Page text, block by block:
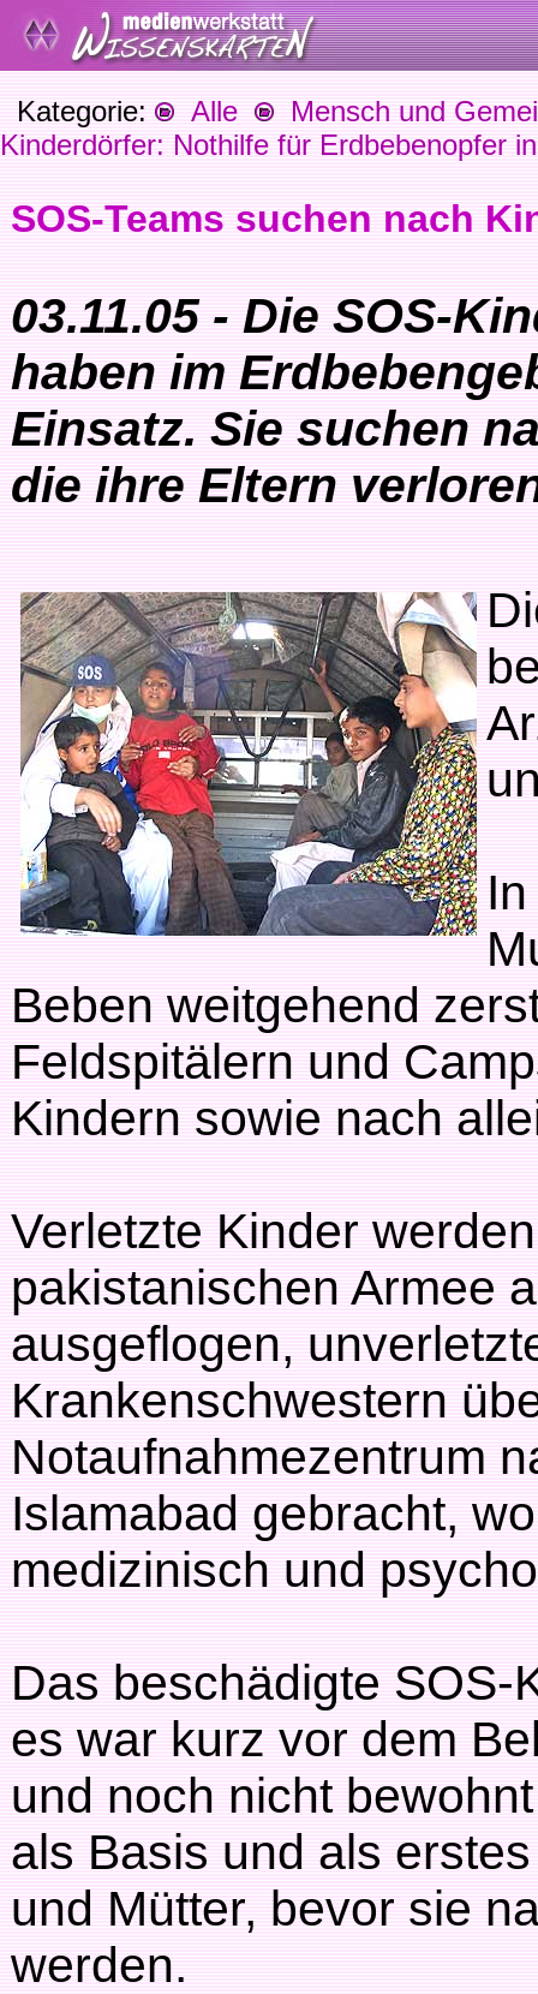
Kategorie: Alle
Mensch und
Kinderdörfer: Nothilfe für Erdbebenopfer
SOS-Teams suchen nach
03.11.05 - Die SOS-
haben im
Einsatz. Sie suchen
die ihre Eltern
Beben weitgehend
Feldspitälern und
Kindern sowie nach
Verletzte Kinder
pakistanischen Armee
ausgeflogen,
Krankenschwestern
Notaufnahmezentrum
Islamabad gebracht,
medizinisch und
Das beschädigte SOS-
es war kurz vor dem
und noch nicht
als Basis und als
und Mütter, bevor sie
werden.